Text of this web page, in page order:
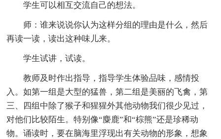
学生可以相互交流自己的想法。
师：谁来说说你认为这样分组的理由是什么，然后
再读一读，读出这种味儿来。
学生试讲，试读。
教师及时作出指导，指导学生体验品味，感情投
入。如第一组是大型的猛兽，第二组是美丽的飞禽，第
三、四组中除了猴子和猩猩外其他动物我们很少见过，
对他们比较陌生。特别像“麋鹿”和“棕熊”还是珍稀动
物。诵读时，要在脑海里浮现出有关动物的形象，想象